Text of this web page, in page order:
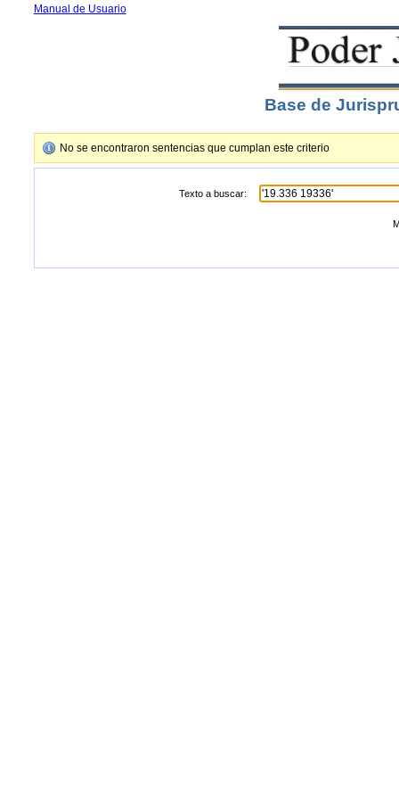
Manual de Usuario
Base de
No se encontraron sentencias que cumplan este criterio
Texto a buscar: